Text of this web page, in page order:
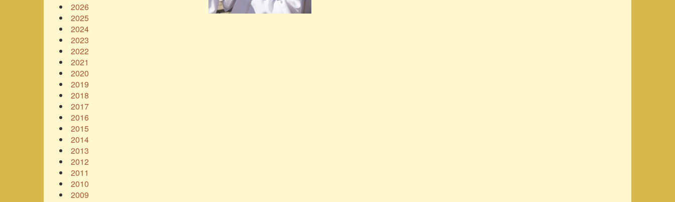
2026
2025
2024
2023
2022
2021
2020
2019
2018
2017
2016
2015
2014
2013
2012
2011
2010
2009